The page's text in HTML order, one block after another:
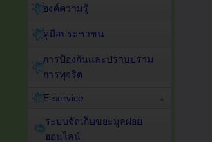
องค์ความรู้
คู่มือประชาชน
การป้องกันและปราบปราม
การทุจริต
E-service
ระบบจัดเก็บขยะมูลฝอย
ออนไลน์